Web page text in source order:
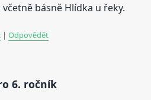
včetně básně Hlídka u řeky.
|Odpovědět
6. ročník